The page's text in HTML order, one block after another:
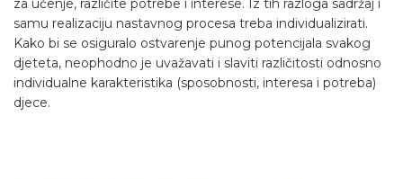
samu realizaciju nastavnog procesa treba individualizirati.
Kako bi se osiguralo ostvarenje punog potencijala svakog
djeteta, neophodno je uvažavati i slaviti različitosti odnosno
individualne karakteristika (sposobnosti, interesa i potreba)
djece.